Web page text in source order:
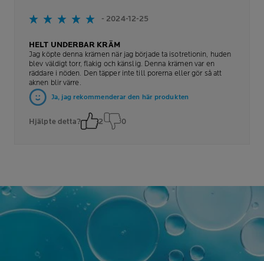
- 2024-12-25
HELT UNDERBAR KRÄM
Jag köpte denna krämen när jag började ta isotretionin, huden
blev väldigt torr, flakig och känslig. Denna krämen var en
räddare i nöden. Den täpper inte till porerna eller gör så att
aknen blir värre.
Ja, jag rekommenderar den här produkten
Hjälpte detta? 2 0